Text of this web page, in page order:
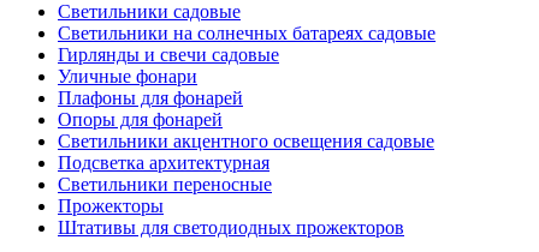
Светильники садовые
Светильники на солнечных батареях садовые
Гирлянды и свечи садовые
Уличные фонари
Плафоны для фонарей
Опоры для фонарей
Светильники акцентного освещения садовые
Подсветка архитектурная
Светильники переносные
Прожекторы
Штативы для светодиодных прожекторов